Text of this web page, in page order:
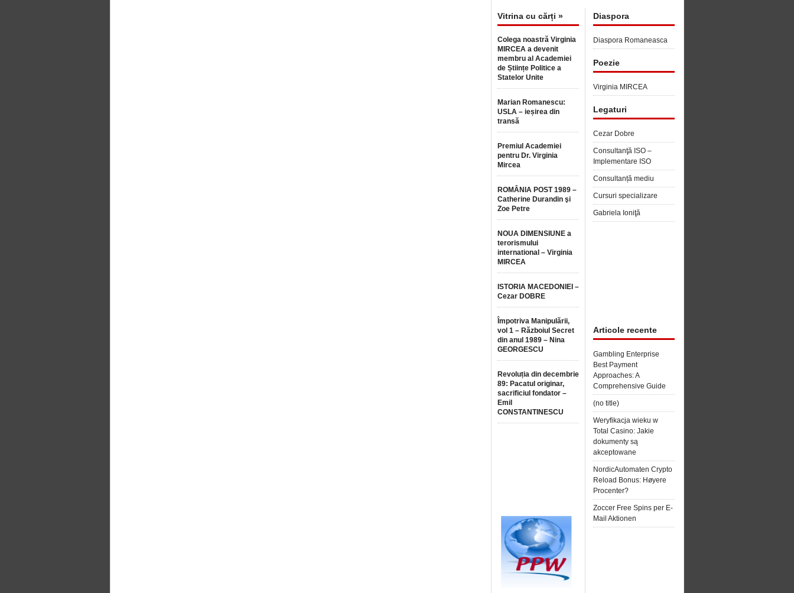
Vitrina cu cărți »
Colega noastră Virginia
MIRCEA a devenit
membru al Academiei
de Științe Politice a
Statelor Unite
Marian Romanescu:
USLA – ieșirea din
transă
Premiul Academiei
pentru Dr. Virginia
Mircea
ROMÂNIA POST 1989 –
Catherine Durandin şi
Zoe Petre
NOUA DIMENSIUNE a
terorismului
international – Virginia
MIRCEA
ISTORIA MACEDONIEI –
Cezar DOBRE
Împotriva Manipulării,
vol 1 – Războiul Secret
din anul 1989 – Nina
GEORGESCU
Revoluția din decembrie
89: Pacatul originar,
sacrificiul fondator –
Emil
CONSTANTINESCU
Diaspora
Diaspora Romaneasca
Poezie
Virginia MIRCEA
Legaturi
Cezar Dobre
Consultanţă ISO –
Implementare ISO
Consultanță mediu
Cursuri specializare
Gabriela Ioniţă
Articole recente
Gambling Enterprise
Best Payment
Approaches: A
Comprehensive Guide
(no title)
Weryfikacja wieku w
Total Casino: Jakie
dokumenty są
akceptowane
NordicAutomaten Crypto
Reload Bonus: Høyere
Procenter?
Zoccer Free Spins per E-
Mail Aktionen